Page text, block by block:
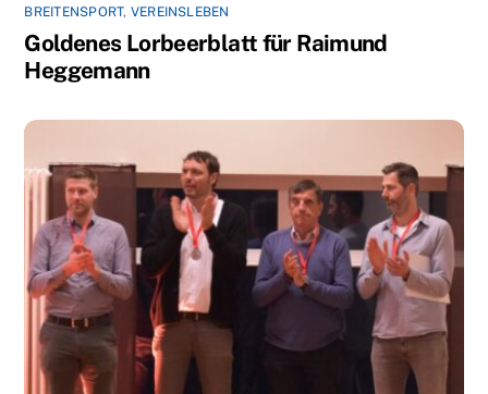
BREITENSPORT, VEREINSLEBEN
Goldenes Lorbeerblatt für Raimund
Heggemann